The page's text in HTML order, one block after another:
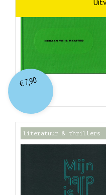
€7,90
literatuur & thrillers